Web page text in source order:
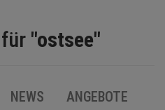
"ostsee"
NEWS ANGEBOTE